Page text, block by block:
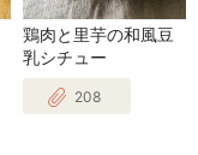
鶏肉と里芋の和風豆
乳シチュー
208